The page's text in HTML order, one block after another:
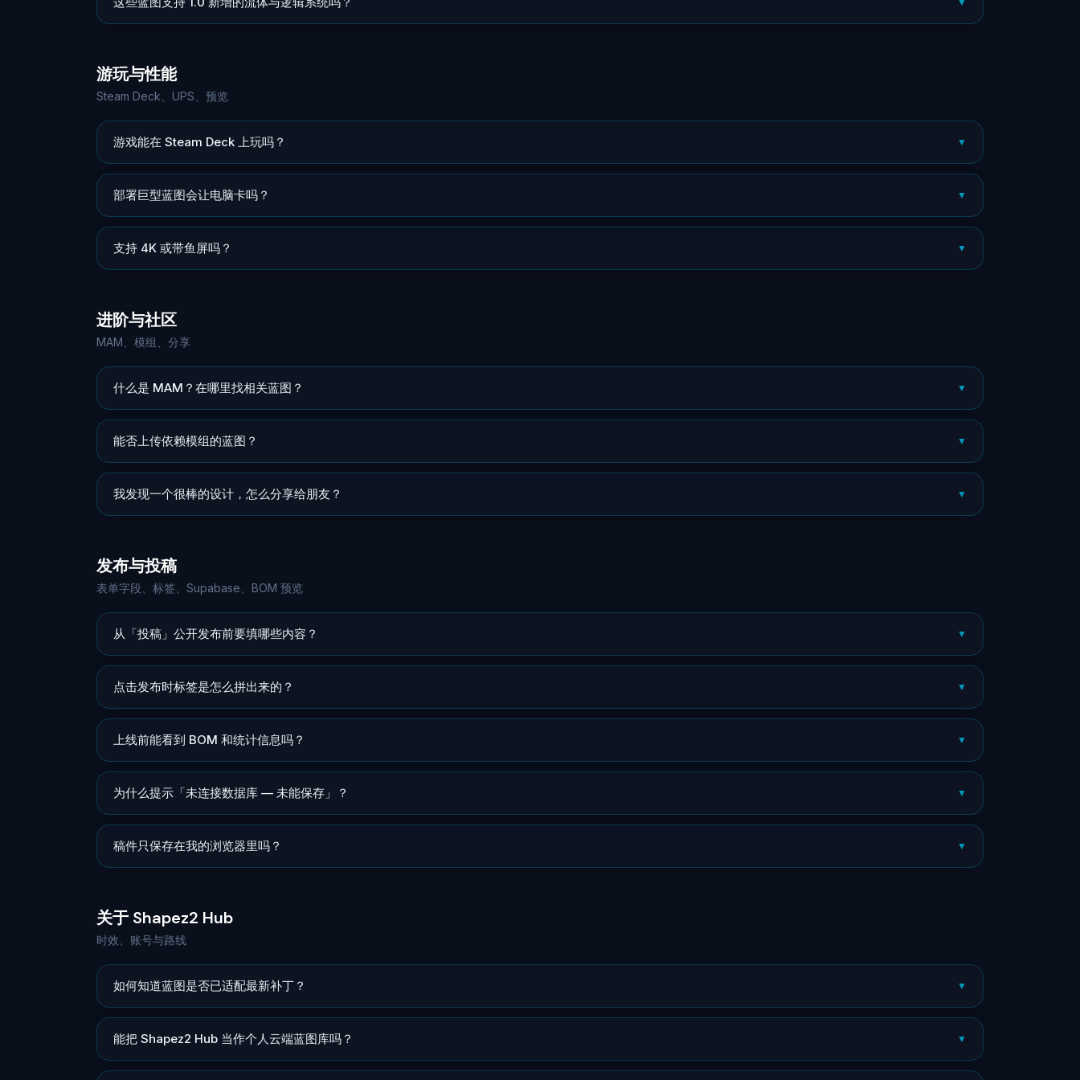
游玩与性能
Steam Deck、UPS、预览
游戏能在 Steam Deck 上玩吗？ ▼
部署巨型蓝图会让电脑卡吗？ ▼
支持 4K 或带鱼屏吗？ ▼
进阶与社区
MAM、模组、分享
什么是 MAM？在哪里找相关蓝图？ ▼
能否上传依赖模组的蓝图？ ▼
我发现一个很棒的设计，怎么分享给朋友？ ▼
发布与投稿
表单字段、标签、Supabase、BOM 预览
从「投稿」公开发布前要填哪些内容？ ▼
点击发布时标签是怎么拼出来的？ ▼
上线前能看到 BOM 和统计信息吗？ ▼
为什么提示「未连接数据库 — 未能保存」？ ▼
稿件只保存在我的浏览器里吗？ ▼
关于 Shapez2 Hub
时效、账号与路线
如何知道蓝图是否已适配最新补丁？ ▼
能把 Shapez2 Hub 当作个人云端蓝图库吗？ ▼